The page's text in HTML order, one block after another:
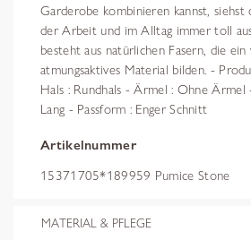
Garderobe kombinieren kannst, siehst
der Arbeit und im Alltag immer toll
besteht aus natürlichen Fasern, die ein
atmungsaktives Material bilden. -
Hals : Rundhals - Ärmel : Ohne Ärmel
Lang - Passform : Enger Schnitt
Artikelnummer
15371705*189959 Pumice Stone
MATERIAL & PFLEGE